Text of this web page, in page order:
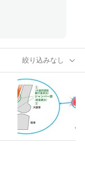
絞り込みなし